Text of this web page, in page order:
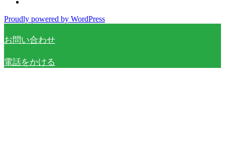
Proudly powered by WordPress
お問い合わせ
電話をかける